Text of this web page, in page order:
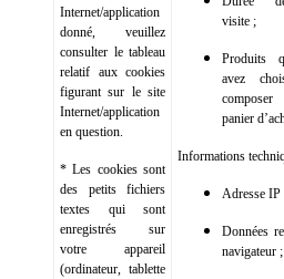
Internet/application
donné, veuillez
consulter le tableau
relatif aux cookies
figurant sur le site
Internet/application
en question.
* Les cookies sont
des petits fichiers
textes qui sont
enregistrés sur
votre appareil
(ordinateur, tablette
visite ;
Produits
avez
panier
Informations
Adresse IP
Données
navigateur ;